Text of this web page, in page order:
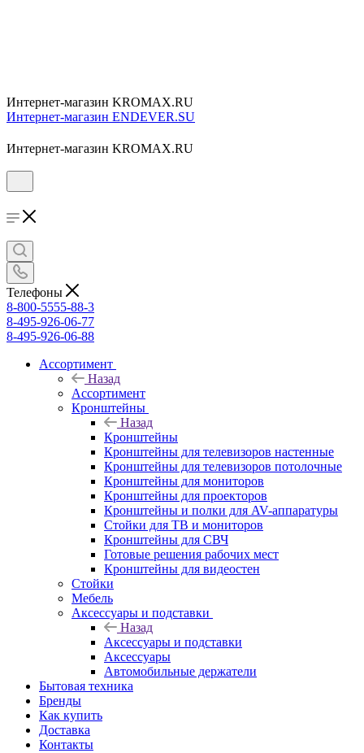
Интернет-магазин KROMAX.RU
Интернет-магазин ENDEVER.SU
Интернет-магазин KROMAX.RU
Телефоны
8-800-5555-88-3
8-495-926-06-77
8-495-926-06-88
Ассортимент
Назад
Ассортимент
Кронштейны
Назад
Кронштейны
Кронштейны для телевизоров настенные
Кронштейны для телевизоров потолочные
Кронштейны для мониторов
Кронштейны для проекторов
Кронштейны и полки для AV-аппаратуры
Стойки для ТВ и мониторов
Кронштейны для СВЧ
Готовые решения рабочих мест
Кронштейны для видеостен
Стойки
Мебель
Аксессуары и подставки
Назад
Аксессуары и подставки
Аксессуары
Автомобильные держатели
Бытовая техника
Бренды
Как купить
Доставка
Контакты